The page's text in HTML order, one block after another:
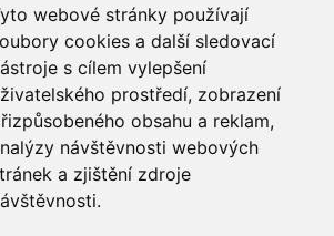
webové stránky používají
cookies a další sledovací
s cílem vylepšení
prostředí, zobrazení
obsahu a reklam,
návštěvnosti webových
a zjištění zdroje
(sekretariat)
(členství)